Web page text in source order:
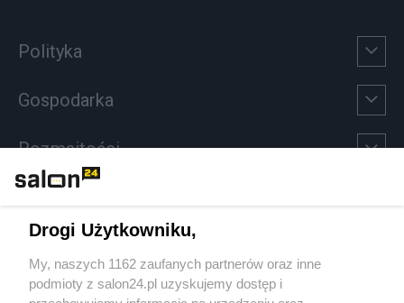
Polityka
Gospodarka
Rozmaitości
Sport
Społeczeństwo
Drogi Użytkowniku,
My, naszych 1162 zaufanych partnerów oraz inne
podmioty z salon24.pl uzyskujemy dostęp i